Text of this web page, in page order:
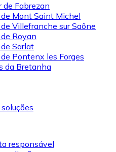
de Fabrezan
Mont Saint Michel
Villefranche sur Saône
Royan
Sarlat
Pontenx les Forges
da Bretanha
responsável